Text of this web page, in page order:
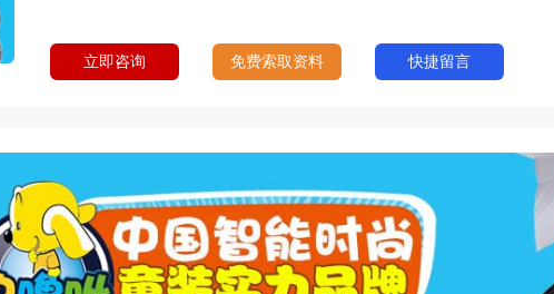
立即咨询 免费索取资料 快捷留言